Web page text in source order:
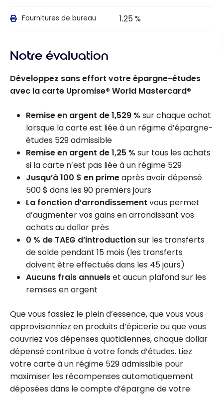
Fournitures de bureau 1.25 %
Notre évaluation
Développez sans effort votre épargne-études
avec la carte Upromise® World Mastercard®
Remise en argent de 1,529 % sur chaque achat
lorsque la carte est liée à un régime d’épargne-
études 529 admissible
Remise en argent de 1,25 % sur tous les achats
si la carte n’est pas liée à un régime 529
Jusqu’à 100 $ en primeaprès avoir dépensé
500 $ dans les 90 premiers jours
La fonction d’arrondissement vous permet
d’augmenter vos gains en arrondissant vos
achats au dollar près
0 % de TAEG d’introductionsur les transferts
de solde pendant 15 mois (les transferts
doivent être effectués dans les 45 jours)
Aucuns frais annuelset aucun plafond sur les
remises en argent
Que vous fassiez le plein d’essence, que vous vous
approvisionniez en produits d’épicerie ou que vous
couvriez vos dépenses quotidiennes, chaque dollar
dépensé contribue à votre fonds d’études. Liez
votre carte à un régime 529 admissible pour
maximiser les récompenses automatiquement
déposées dans le compte d’épargne de votre